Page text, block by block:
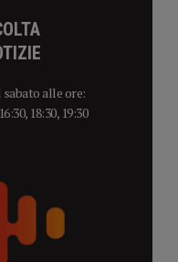
alle ore:
18:30, 19:30